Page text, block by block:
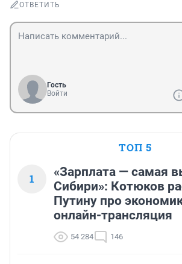
ОТВЕТИТЬ
Гость
Войти
ТОП 5
1
«Зарплата — самая
Сибири»: Котюков
Путину про
онлайн-трансляция
54 284 146